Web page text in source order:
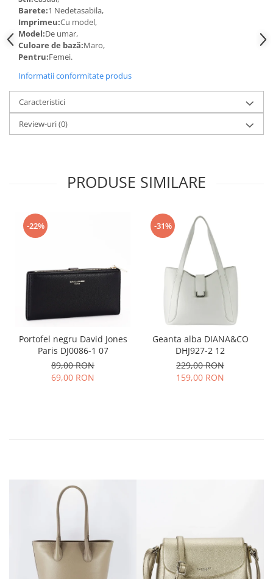
Barete:1 Nedetasabila,
Imprimeu:Cu model,
Model:De umar,
Culoare de bază:Maro,
Pentru:Femei.
Informatii conformitate produs
Caracteristici
Review-uri(0)
PRODUSE SIMILARE
-22%
Portofel negru David Jones
Paris DJ0086-1 07
89,00 RON
69,00 RON
-31%
Geanta alba DIANA&CO
DHJ927-2 12
229,00 RON
159,00 RON